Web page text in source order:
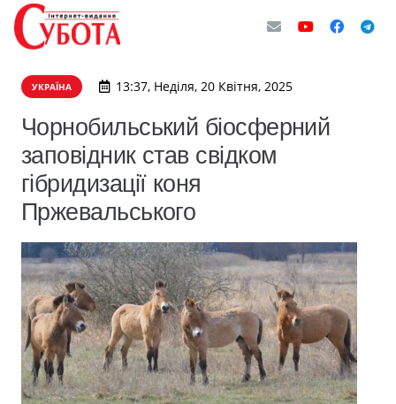
УКРАЇНА 13:37, Неділя, 20 Квітня, 2025
Чорнобильський біосферний
заповідник став свідком
гібридизації коня
Пржевальського